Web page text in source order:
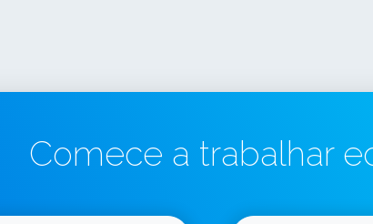
Comece a trabalhar